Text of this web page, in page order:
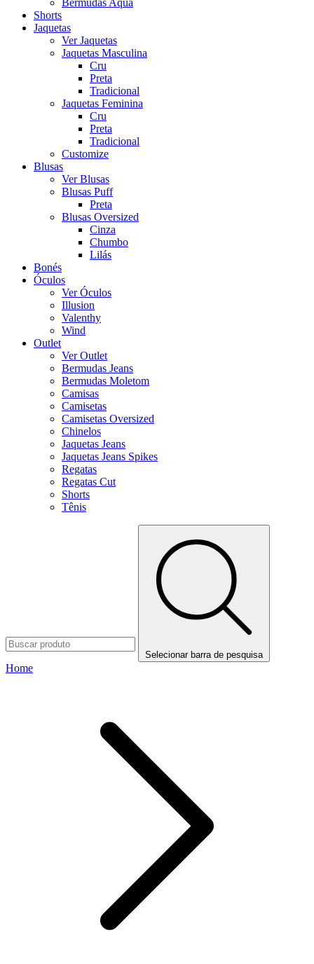
Bermudas Aqua
Shorts
Jaquetas
Ver Jaquetas
Jaquetas Masculina
Cru
Preta
Tradicional
Jaquetas Feminina
Cru
Preta
Tradicional
Customize
Blusas
Ver Blusas
Blusas Puff
Preta
Blusas Oversized
Cinza
Chumbo
Lilás
Bonés
Óculos
Ver Óculos
Illusion
Valenthy
Wind
Outlet
Ver Outlet
Bermudas Jeans
Bermudas Moletom
Camisas
Camisetas
Camisetas Oversized
Chinelos
Jaquetas Jeans
Jaquetas Jeans Spikes
Regatas
Regatas Cut
Shorts
Tênis
Selecionar barra de pesquisa
Home